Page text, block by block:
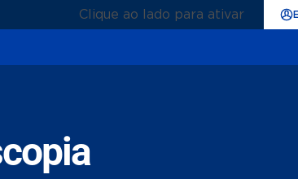
Clique ao lado para ativar